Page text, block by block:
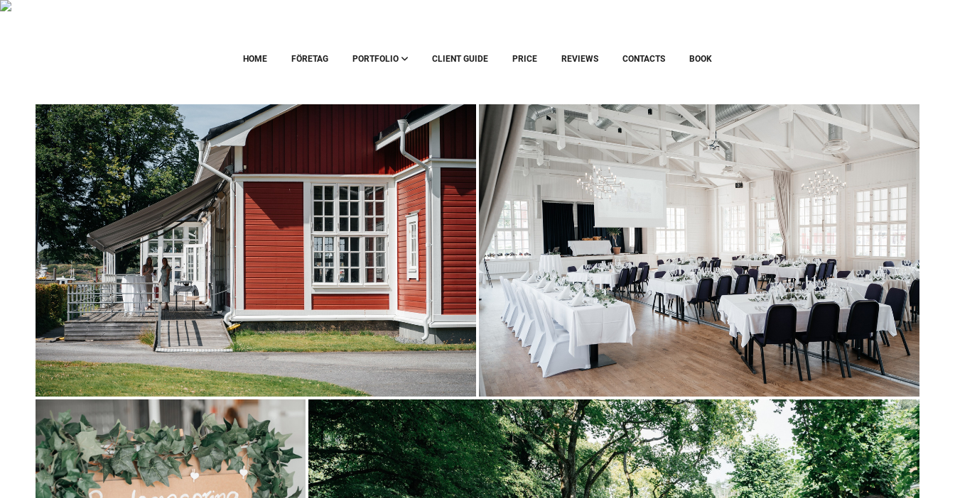
HOME FÖRETAG PORTFOLIO CLIENT GUIDE PRICE REVIEWS CONTACTS BOOK